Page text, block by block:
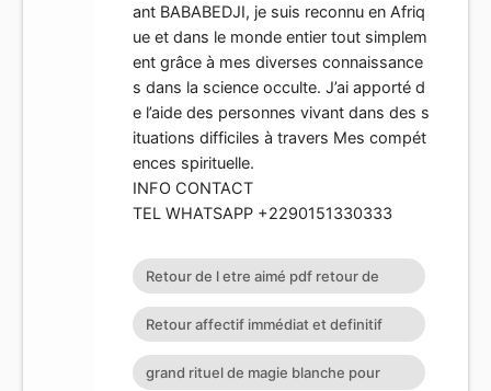
ant BABABEDJI, je suis reconnu en Afriq
ue et dans le monde entier tout simplem
ent grâce à mes diverses connaissance
s dans la science occulte. J’ai apporté d
e l’aide des personnes vivant dans des s
ituations difficiles à travers Mes compét
ences spirituelle.
INFO CONTACT
TEL WHATSAPP +2290151330333
Retour de l etre aimé pdf retour de
l'être aimé en 24h rituel retour de l'etre
aimé qui marche retour de l'être aimé
en 24h gratuit retour de l'être aimé
Retour affectif immédiat et definitif
retour d’affection rapide
grand rituel de magie blanche pour